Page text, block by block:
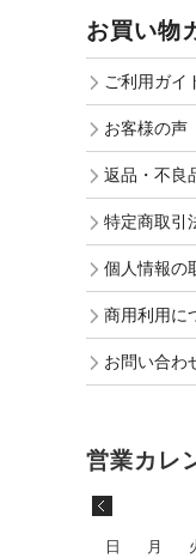
お買い物
ご利用ガイ
お客様の声
返品・不良
特定商取引
個人情報の
商用利用に
お問い合わ
日 月